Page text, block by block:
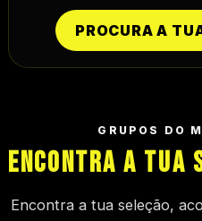
PROCURA A
GRUPOS DO
ENCONTRA A TUA
Encontra a tua seleção,